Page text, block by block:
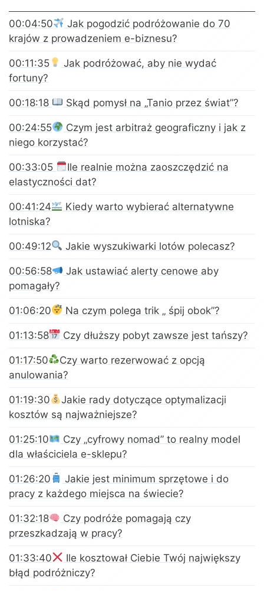
00:04:50
Jak pogodzić podróżowanie do 70
krajów z prowadzeniem e-biznesu?
00:11:35
Jak podróżować, aby nie wydać
fortuny?
00:18:18 Skąd pomysł na „Tanio przez świat”?
00:24:55
Czym jest arbitraż geograficzny i jak z
niego korzystać?
00:33:05
Ile realnie można zaoszczędzić na
elastyczności dat?
00:41:24
Kiedy warto wybierać alternatywne
lotniska?
00:49:12 Jakie wyszukiwarki lotów polecasz?
00:56:58
Jak ustawiać alerty cenowe aby
pomagały?
01:06:20 Na czym polega trik „ śpij obok”?
01:13:58 Czy dłuższy pobyt zawsze jest tańszy?
01:17:50
Czy warto rezerwować z opcją
anulowania?
01:19:30
Jakie rady dotyczące optymalizacji
kosztów są najważniejsze?
01:25:10
Czy „cyfrowy nomad” to realny model
dla właściciela e-sklepu?
01:26:20
Jakie jest minimum sprzętowe i do
pracy z każdego miejsca na świecie?
01:32:18
Czy podróże pomagają czy
przeszkadzają w pracy?
01:33:40
Ile kosztował Ciebie Twój największy
błąd podróżniczy?